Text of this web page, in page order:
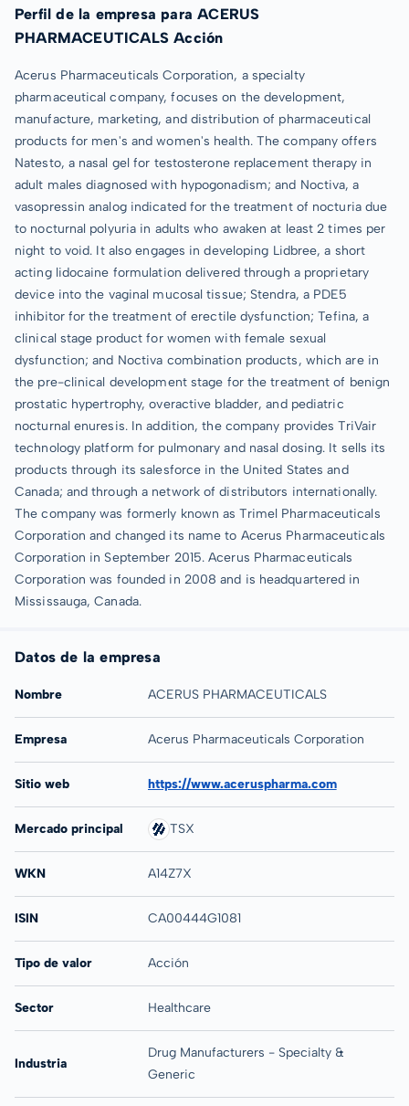
Perfil de la empresa para ACERUS
PHARMACEUTICALS Acción
Acerus Pharmaceuticals Corporation, a specialty
pharmaceutical company, focuses on the development,
manufacture, marketing, and distribution of pharmaceutical
products for men's and women's health. The company offers
Natesto, a nasal gel for testosterone replacement therapy in
adult males diagnosed with hypogonadism; and Noctiva, a
vasopressin analog indicated for the treatment of nocturia due
to nocturnal polyuria in adults who awaken at least 2 times per
night to void. It also engages in developing Lidbree, a short
acting lidocaine formulation delivered through a proprietary
device into the vaginal mucosal tissue; Stendra, a PDE5
inhibitor for the treatment of erectile dysfunction; Tefina, a
clinical stage product for women with female sexual
dysfunction; and Noctiva combination products, which are in
the pre-clinical development stage for the treatment of benign
prostatic hypertrophy, overactive bladder, and pediatric
nocturnal enuresis. In addition, the company provides TriVair
technology platform for pulmonary and nasal dosing. It sells its
products through its salesforce in the United States and
Canada; and through a network of distributors internationally.
The company was formerly known as Trimel Pharmaceuticals
Corporation and changed its name to Acerus Pharmaceuticals
Corporation in September 2015. Acerus Pharmaceuticals
Corporation was founded in 2008 and is headquartered in
Mississauga, Canada.
Datos de la empresa
Nombre ACERUS PHARMACEUTICALS
Empresa Acerus Pharmaceuticals Corporation
Sitio web https://www.aceruspharma.com
Mercado principal TSX
WKN A14Z7X
ISIN CA00444G1081
Tipo de valor Acción
Sector Healthcare
Industria
Drug Manufacturers - Specialty &
Generic